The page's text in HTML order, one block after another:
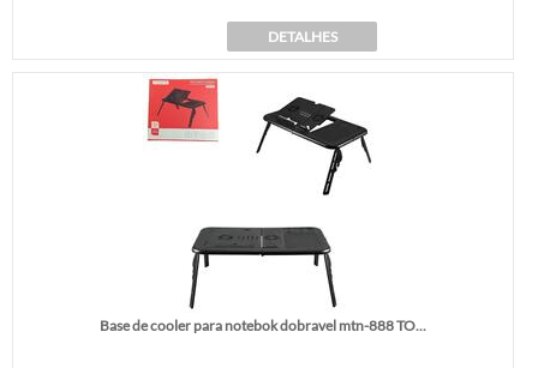
DETALHES
Base de cooler para notebok dobravel mtn-888 TO...